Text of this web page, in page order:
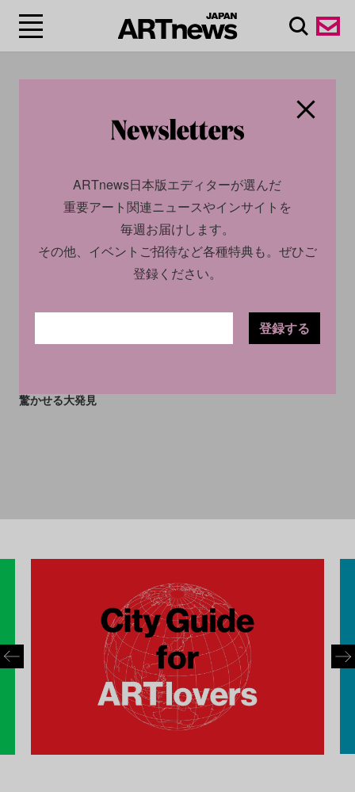
レーザーマッピング技術でア
驚かせる大発見
ARTnews日本版エディターが選んだ
重要アート関連ニュースやインサイトを
毎週お届けします。
その他、イベントご招待など各種特典も。ぜひご
登録ください。
登録する